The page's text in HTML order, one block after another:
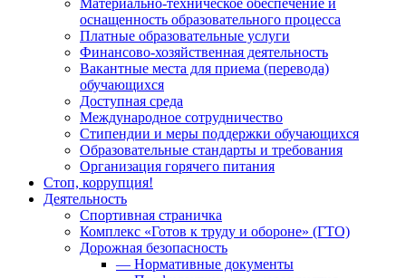
Материально-техническое обеспечение и
оснащенность образовательного процесса
Платные образовательные услуги
Финансово-хозяйственная деятельность
Вакантные места для приема (перевода)
обучающихся
Доступная среда
Международное сотрудничество
Стипендии и меры поддержки обучающихся
Образовательные стандарты и требования
Организация горячего питания
Стоп, коррупция!
Деятельность
Спортивная страничка
Комплекс «Готов к труду и обороне» (ГТО)
Дорожная безопасность
— Нормативные документы